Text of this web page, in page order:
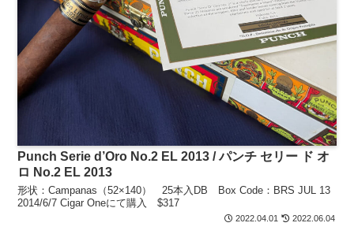
Punch Serie d’Oro No.2 EL 2013 / パンチ セリー ド オ
ロ No.2 EL 2013
形状：Campanas（52×140） 25本入DB Box Code：BRS JUL 13
2014/6/7 Cigar Oneにて購入 $317
2022.04.01 2022.06.04